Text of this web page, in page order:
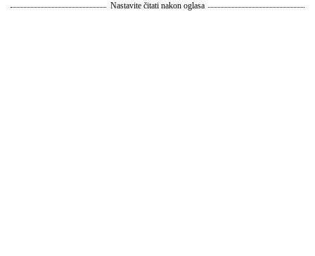
Nastavite čitati nakon oglasa